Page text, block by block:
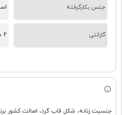
جنس بکارگرفته
گارانتی 2 سال
جنسیت زنانه، شکل قاب گرد، اصالت کشور